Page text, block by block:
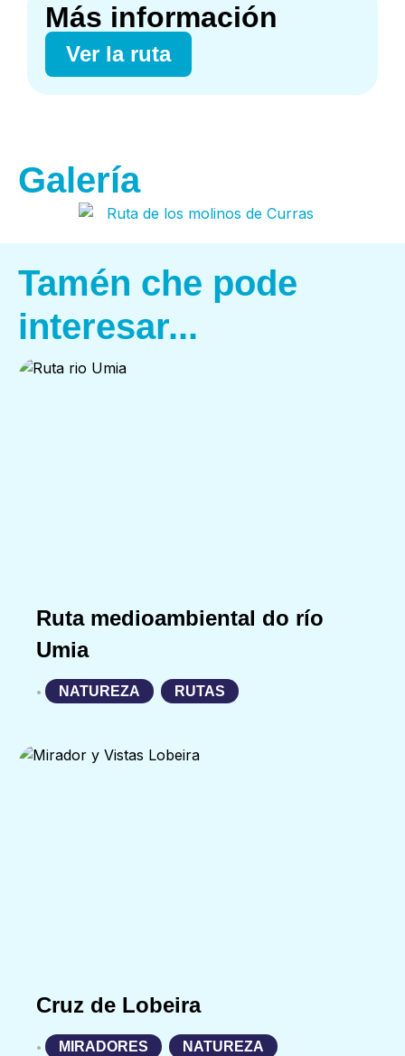
Más información
Ver la ruta
Galería
Tamén che pode
interesar...
Ruta medioambiental do río
Umia
• NATUREZA RUTAS
Cruz de Lobeira
• MIRADORES NATUREZA